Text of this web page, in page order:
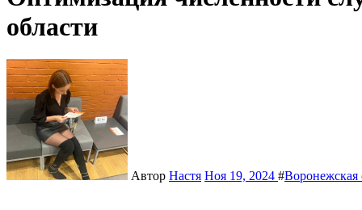
области
Автор Настя Ноя 19, 2024 #Воронежская